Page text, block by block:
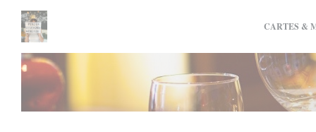
Personnalisation de vos choix en matière de cookies
CARTES &